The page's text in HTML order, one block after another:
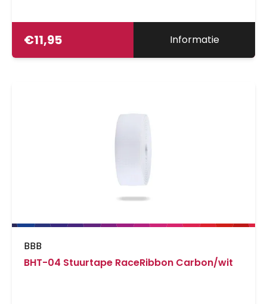
€11,95 Informatie
BBB
BHT-04 Stuurtape RaceRibbon Carbon/wit